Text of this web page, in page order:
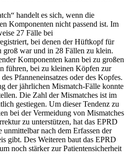
handelt es sich, wenn die
Komponenten nicht passend ist. Im
27 Fälle bei
bei denen der Hüftkopf für
groß war und in 28 Fällen zu klein.
Komponenten kann bei zu großen
führen, bei zu kleinen Köpfen zur
Pfanneneinsatzes oder des Kopfes.
der jährlichen Mismatch-Fälle konnte
Die Zahl der Mismatches ist im
gestiegen. Um dieser Tendenz zu
bei der Vermeidung von Mismatches
zu unterstützen, hat das EPRD
nach dem Erfassen der
gibt. Des Weiteren baut das EPRD
noch stärker zur Patientensicherheit